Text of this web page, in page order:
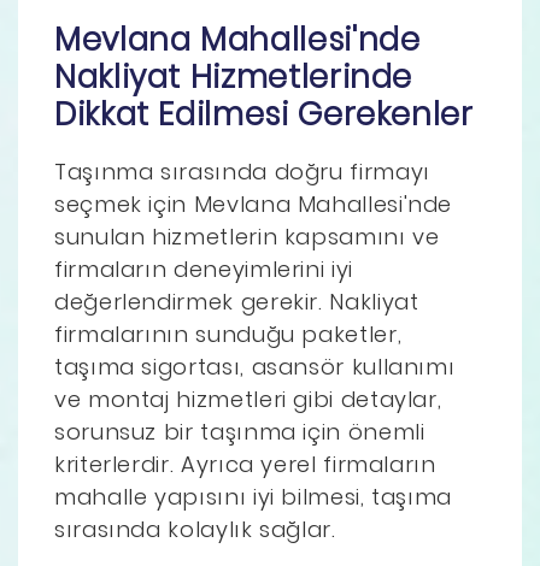
Mevlana Mahallesi'nde
Nakliyat Hizmetlerinde
Dikkat Edilmesi Gerekenler
Taşınma sırasında doğru firmayı
seçmek için Mevlana Mahallesi'nde
sunulan hizmetlerin kapsamını ve
firmaların deneyimlerini iyi
değerlendirmek gerekir. Nakliyat
firmalarının sunduğu paketler,
taşıma sigortası, asansör kullanımı
ve montaj hizmetleri gibi detaylar,
sorunsuz bir taşınma için önemli
kriterlerdir. Ayrıca yerel firmaların
mahalle yapısını iyi bilmesi, taşıma
sırasında kolaylık sağlar.